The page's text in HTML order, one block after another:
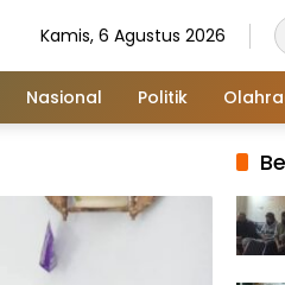
Kamis, 6 Agustus 2026
Nasional Politik